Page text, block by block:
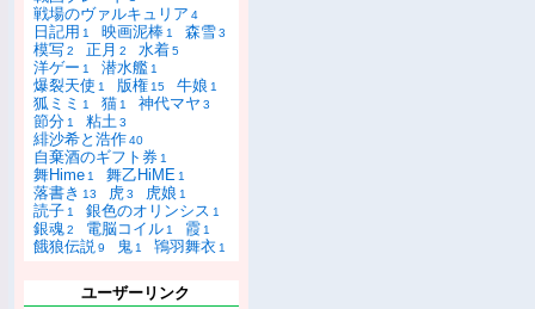
戦場のヴァルキュリア 4
日記用 1 映画泥棒 1 森雪3
模写2 正月 2 水着5
洋ゲー 1 潜水艦 1
爆裂天使 1 版権 15 牛娘 1
狐ミミ 1 猫 1 神代マヤ 3
節分 1 粘土3
緋沙希と浩作40
自棄酒のギフト券 1
舞Hime 1 舞乙HiME 1
落書き 13 虎3 虎娘 1
読子 1 銀色のオリンシス 1
銀魂2 電脳コイル 1 霞 1
餓狼伝説9 鬼 1 鴇羽舞衣 1
ユーザーリンク